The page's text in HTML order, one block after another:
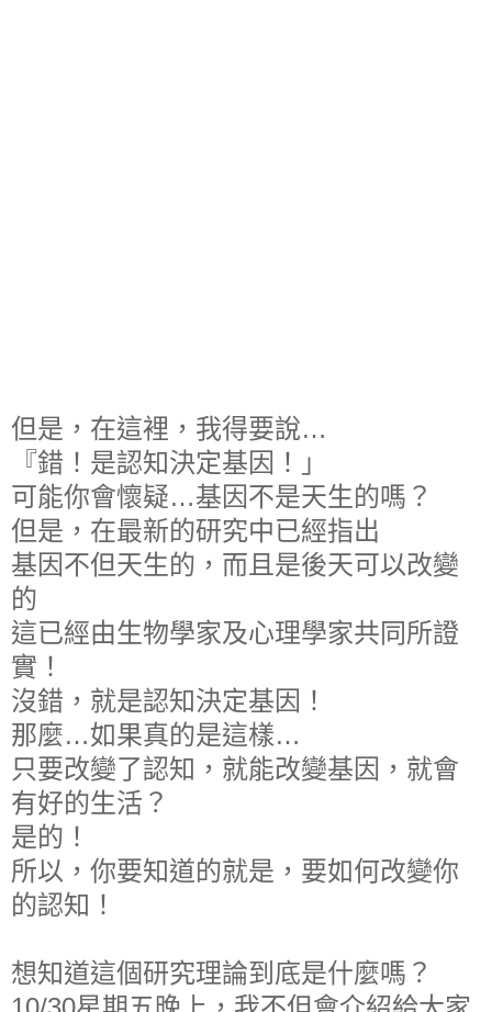
但是，在這裡，我得要說…
『錯！是認知決定基因！」
可能你會懷疑…基因不是天生的嗎？
但是，在最新的研究中已經指出
基因不但天生的，而且是後天可以改變
的
這已經由生物學家及心理學家共同所證
實！
沒錯，就是認知決定基因！
那麼…如果真的是這樣…
只要改變了認知，就能改變基因，就會
有好的生活？
是的！
所以，你要知道的就是，要如何改變你
的認知！
想知道這個研究理論到底是什麼嗎？